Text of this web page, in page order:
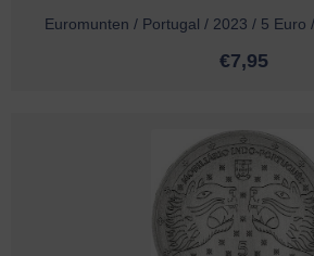
Euromunten / Portugal / 2023 / 5 Euro
€7,95